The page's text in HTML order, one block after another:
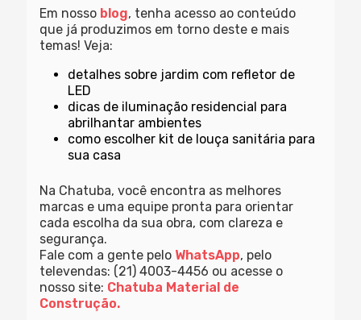
Em nosso blog, tenha acesso ao conteúdo
que já produzimos em torno deste e mais
temas! Veja:
detalhes sobre jardim com refletor de
LED
dicas de iluminação residencial para
abrilhantar ambientes
como escolher kit de louça sanitária para
sua casa
Na Chatuba, você encontra as melhores
marcas e uma equipe pronta para orientar
cada escolha da sua obra, com clareza e
segurança.
Fale com a gente pelo WhatsApp, pelo
televendas: (21) 4003-4456 ou acesse o
nosso site: Chatuba Material de
Construção.